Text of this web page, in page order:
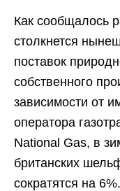
Как сообщалось
столкнется
поставок
собственного
зависимости от
оператора
National Gas, в
британских
сократятся на